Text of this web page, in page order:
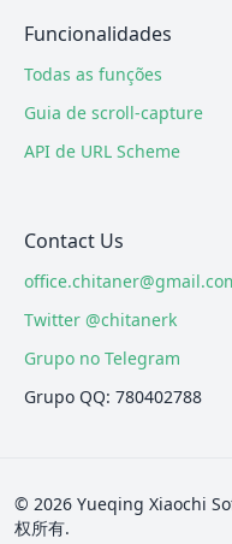
Funcionalidades
Todas as funções
Guia de scroll-capture
API de URL Scheme
Contact Us
Twitter @chitanerk
Grupo no Telegram
Grupo QQ: 780402788
© 2026 Yueqing Xiaochi
权所有.